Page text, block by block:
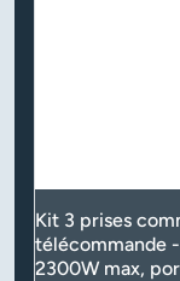
Kit 3 prises
télécommande
2300W max,